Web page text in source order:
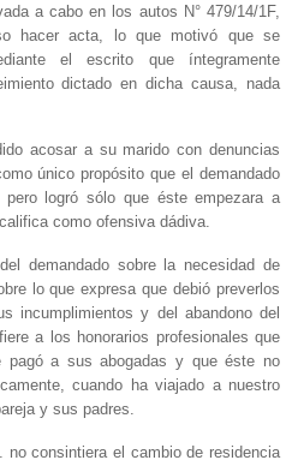
a cabo en los autos N° 479/14/1F,
hacer acta, lo que motivó que se
el escrito que íntegramente
dictado en dicha causa, nada
acosar a su marido con denuncias
único propósito que el demandado
logró sólo que éste empezara a
como ofensiva dádiva.
demandado sobre la necesidad de
lo que expresa que debió preverlos
incumplimientos y del abandono del
a los honorarios profesionales que
a sus abogadas y que éste no
cuando ha viajado a nuestro
y sus padres.
consintiera el cambio de residencia